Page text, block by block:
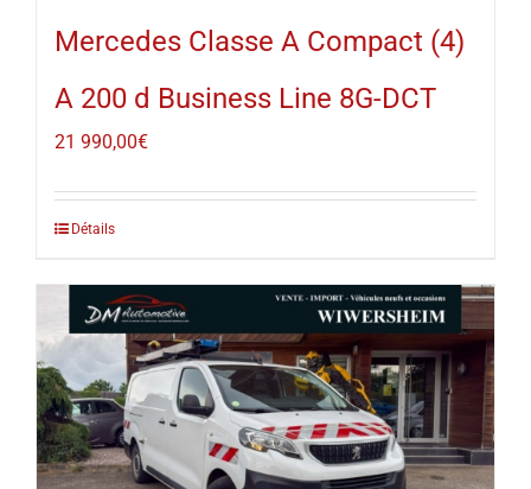
Mercedes Classe A Compact (4)
A 200 d Business Line 8G-DCT
21 990,00€
Détails